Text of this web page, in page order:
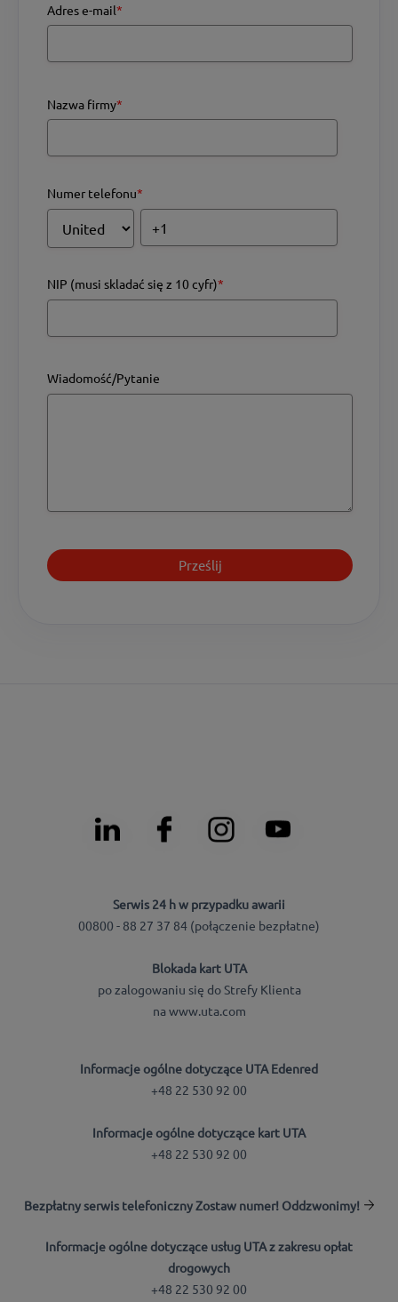
Adres e-mail*
Nazwa firmy*
Numer telefonu*
NIP (musi skladać się z 10 cyfr)*
Wiadomość/Pytanie
Serwis 24 h w przypadku awarii
00800 - 88 27 37 84 (połączenie bezpłatne)
Blokada kart UTA
po zalogowaniu się do Strefy Klienta
na www.uta.com
Informacje ogólne dotyczące UTA Edenred
+48 22 530 92 00
Informacje ogólne dotyczące kart UTA
+48 22 530 92 00
Bezpłatny serwis telefoniczny Zostaw numer! Oddzwonimy!
Informacje ogólne dotyczące usług UTA z zakresu opłat
drogowych
+48 22 530 92 00